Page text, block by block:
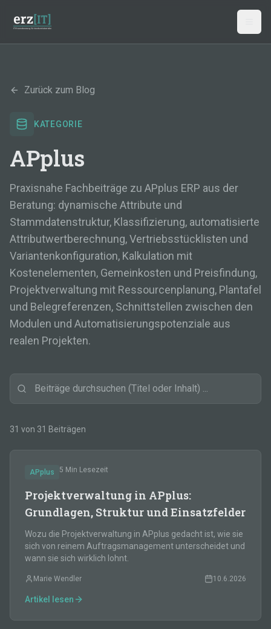
Zurück zum Blog
KATEGORIE
APplus
Praxisnahe Fachbeiträge zu APplus ERP aus der
Beratung: dynamische Attribute und
Stammdatenstruktur, Klassifizierung, automatisierte
Attributwertberechnung, Vertriebsstücklisten und
Variantenkonfiguration, Kalkulation mit
Kostenelementen, Gemeinkosten und Preisfindung,
Projektverwaltung mit Ressourcenplanung, Plantafel
und Belegreferenzen, Schnittstellen zwischen den
Modulen und Automatisierungspotenziale aus
realen Projekten.
31 von 31 Beiträgen
APplus 5 Min Lesezeit
Projektverwaltung in APplus:
Grundlagen, Struktur und Einsatzfelder
Wozu die Projektverwaltung in APplus gedacht ist, wie sie
sich von reinem Auftragsmanagement unterscheidet und
wann sie sich wirklich lohnt.
Marie Wendler 10.6.2026
Artikel lesen